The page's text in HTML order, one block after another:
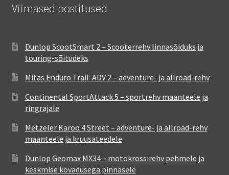
Viimased postitused
Dunlop ScootSmart 2 – Scooterrehv linnasõiduks ja
touring-sõitudeks
Mitas Enduro Trail-ADV 2 – adventure- ja allroad-rehv
Continental SportAttack 5 – sportrehv maanteele ja
ringrajale
Metzeler Karoo 4 Street – adventure- ja allroad-rehv
maanteele ja kruusateedele
Dunlop Geomax MX34 – motokrossirehv pehmele ja
keskmise kõvadusega pinnasele